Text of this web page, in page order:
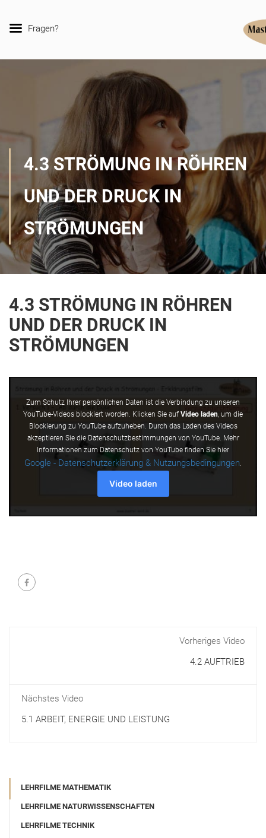
4.3 STRÖMUNG IN RÖHREN
UND DER DRUCK IN
STRÖMUNGEN
4.3 STRÖMUNG IN RÖHREN
UND DER DRUCK IN
STRÖMUNGEN
Zum Schutz Ihrer persönlichen Daten ist die Verbindung zu unseren
YouTube-Videos blockiert worden. Klicken Sie auf Video laden, um die
Blockierung zu YouTube aufzuheben. Durch das Laden des Videos
akzeptieren Sie die Datenschutzbestimmungen von YouTube. Mehr
Informationen zum Datenschutz von YouTube finden Sie hier
Google - Datenschutzerklärung & Nutzungsbedingungen.
Video laden
Vorheriges Video
4.2 AUFTRIEB
Nächstes Video
5.1 ARBEIT, ENERGIE UND LEISTUNG
LEHRFILME MATHEMATIK
LEHRFILME NATURWISSENSCHAFTEN
LEHRFILME TECHNIK
Fragen?